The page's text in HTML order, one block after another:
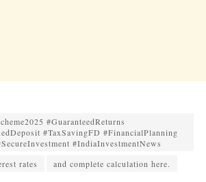
#GuaranteedReturns
#TaxSavingFD #FinancialPlanning
#IndiaInvestmentNews
rates
and complete calculation here.